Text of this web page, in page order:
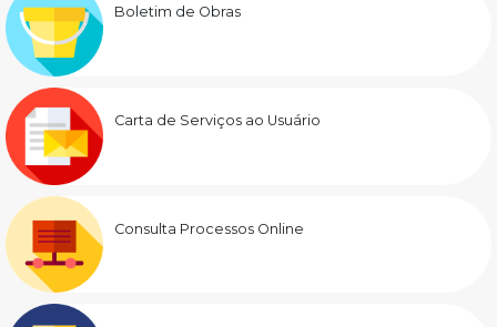
Boletim de Obras
Carta de Serviços ao Usuário
Consulta Processos Online